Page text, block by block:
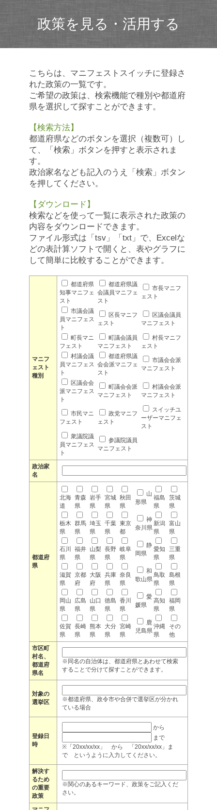
政策を見る・活用する
こちらは、マニフェストスイッチに登録さ
れた政策の一覧です。
ご希望の政策は、検索機能で種別や都道府
県を選択して探すことができます。
【検索方法】
都道府県などのボタンを選択（複数可）し
て、「検索」ボタンを押すと表示されま
す。
政治家名なども記入のうえ「検索」ボタン
を押してください。
【ダウンロード】
検索などを使って一覧に表示された政策の
内容をダウンロードできます。
ファイル形式は「tsv」「txt」で、Excelな
どの表計算ソフトで開くと、表やグラフに
して簡単に比較することができます。
マニフ
ェスト
種別
都道府県
知事マニフェ
スト
都道府県議
会議員マニフェ
スト
市長マニフ
ェスト
市議会議
員マニフェス
ト
区長マニフ
ェスト
区議会議員
マニフェスト
町長マニ
フェスト
町議会議員
マニフェスト
村長マニフ
ェスト
村議会議
員マニフェス
ト
都道府県議
会会派マニフェ
スト
市議会会派
マニフェスト
区議会会
派マニフェス
ト
町議会会派
マニフェスト
村議会会派
マニフェスト
市民マニ
フェスト
政党マニフ
ェスト
スイッチユ
ーザーマニフェ
スト
衆議院議
員マニフェス
ト
参議院議員
マニフェスト
政治家
名
都道府
県
北海
道
青森
県
岩手
県
宮城
県
秋田
県
山
形県
福島
県
茨城
県
栃木
県
群馬
県
埼玉
県
千葉
県
東京
都
神
奈川県
新潟
県
富山
県
石川
県
福井
県
山梨
県
長野
県
岐阜
県
静
岡県
愛知
県
三重
県
滋賀
県
京都
府
大阪
府
兵庫
県
奈良
県
和
歌山県
鳥取
県
島根
県
岡山
県
広島
県
山口
県
徳島
県
香川
県
愛
媛県
高知
県
福岡
県
佐賀
県
長崎
県
熊本
県
大分
県
宮崎
県
鹿
児島県
沖縄
県
その
他
市区町
村名、
都道府
県名
※同名の自治体は、都道府県とあわせて検索
することで分けて探すことができます。
対象の
選挙区
※都道府県、政令市や合併で選挙区が分かれ
ている場合
登録日
時
から
まで
※「20xx/xx/xx」 から 「20xx/xx/xx」ま
で というように入力してください。
解決す
るため
の重要
政策
※関心のあるキーワード、政策をご記入くだ
さい。